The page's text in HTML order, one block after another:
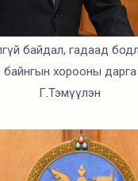
байдал, гадаад
байнгын хорооны дарга
Г.Тэмүүлэн